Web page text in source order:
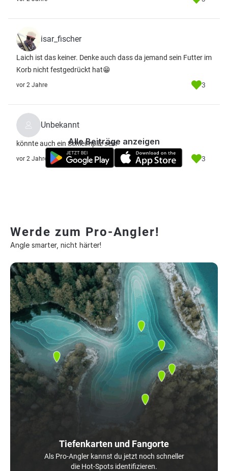
isar_fischer
Laich ist das keiner. Denke auch dass da jemand sein Futter im
Korb nicht festgedrückt hat😁
vor 2 Jahre 3
Unbekannt
könnte auch ein Schleimpilz sein
vor 2 Jahre 3
Alle Beiträge anzeigen
Werde zum Pro-Angler!
Angle smarter, nicht härter!
Tiefenkarten und Fangorte
Als Pro-Angler kannst du jetzt noch schneller
die Hot-Spots identifizieren.